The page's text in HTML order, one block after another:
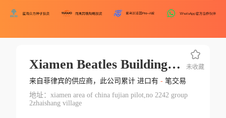
Xiamen Beatles Building Material Co
来自菲律宾的供应商，此公司累计 进口有 -笔交易
地址：xiamen area of china fujian pilot,no 2242 group
2zhaishang village
未收藏